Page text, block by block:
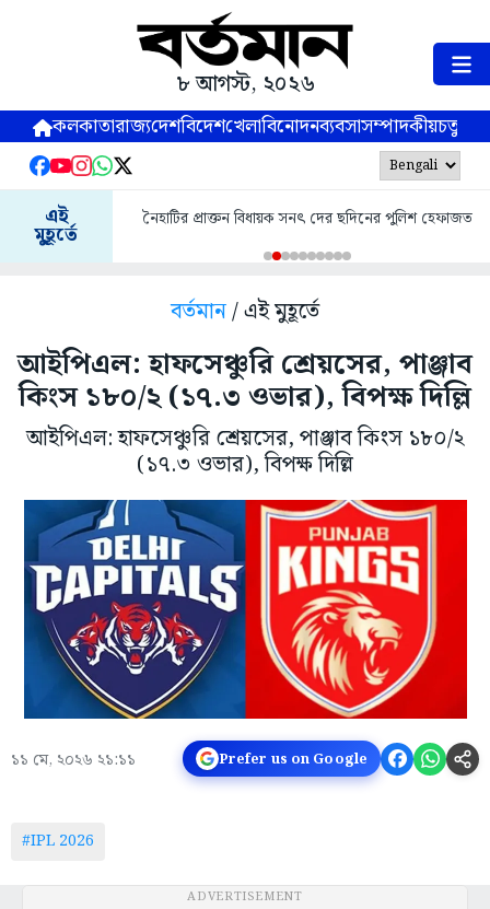
৮ আগস্ট, ২০২৬
কলকাতারাজ্যদেশবিদেশখেলাবিনোদনব্যবসাসম্পাদকীয়
এই
মুহূর্তে
নৈহাটির প্রাক্তন বিধায়ক সনৎ দের ছদিনের পুলিশ হেফাজত
বর্তমান/ এই মুহূর্তে
আইপিএল: হাফসেঞ্চুরি শ্রেয়সের, পাঞ্জাব
কিংস ১৮০/২ (১৭.৩ ওভার), বিপক্ষ দিল্লি
আইপিএল: হাফসেঞ্চুরি শ্রেয়সের, পাঞ্জাব কিংস ১৮০/২
(১৭.৩ ওভার), বিপক্ষ দিল্লি
১১ মে, ২০২৬ ২১:১১ Prefer us on Google
#IPL 2026
ADVERTISEMENT